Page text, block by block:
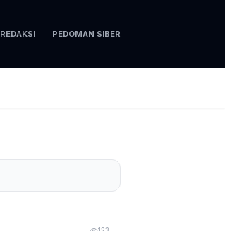
REDAKSI PEDOMAN SIBER